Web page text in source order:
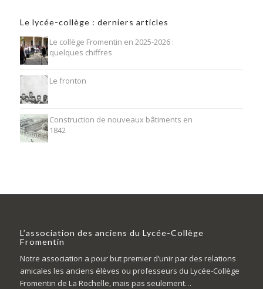
Le lycée-collège : derniers articles
Le collège Fromentin en 2025-2026 :
quelques chiffres
Le fronton
Construction de nouveaux bâtiments en
1842
L’association des anciens du Lycée-Collège
Fromentin
Notre association a pour but premier d’unir par des relations
amicales les anciens élèves ou professeurs du Lycée-Collège
Fromentin de La Rochelle, mais pas seulement…